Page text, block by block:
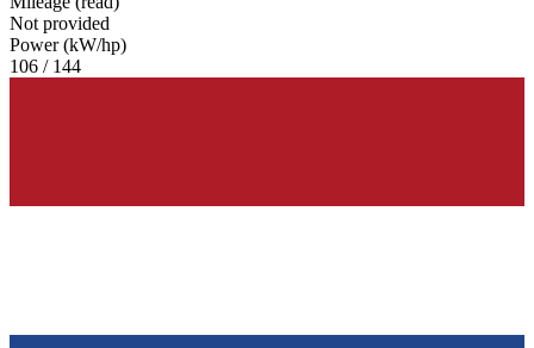
Not provided
Power (kW/hp)
106 / 144